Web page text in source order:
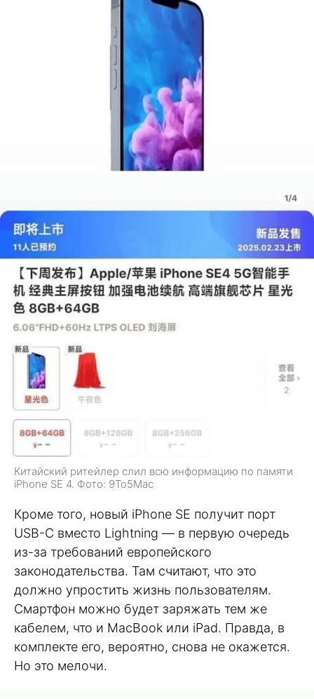
Китайский ритейлер слил всю информацию по памяти
iPhone SE 4. Фото: 9To5Mac
Кроме того, новый iPhone SE получит порт
USB-C вместо Lightning — в первую очередь
из-за требований европейского
законодательства. Там считают, что это
должно упростить жизнь пользователям.
Смартфон можно будет заряжать тем же
кабелем, что и MacBook или iPad. Правда, в
комплекте его, вероятно, снова не окажется.
Но это мелочи.